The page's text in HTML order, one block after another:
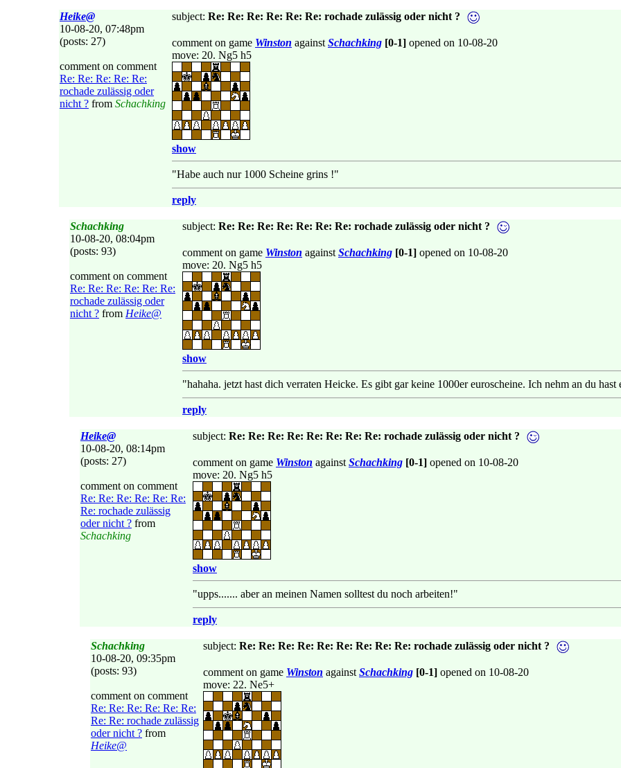
Heike@
10-08-20, 07:48pm
(posts: 27)
comment on comment
Re: Re: Re: Re: Re:
rochade zulässig oder
nicht ? from Schachking
subject: Re: Re: Re: Re: Re: Re: rochade zulässig oder nicht ?
comment on game Winston against Schachking [0-1] opened on 10-08-20
move: 20. Ng5 h5
show
"Habe auch nur 1000 Scheine grins !"
reply
Schachking
10-08-20, 08:04pm
(posts: 93)
comment on comment
Re: Re: Re: Re: Re: Re:
rochade zulässig oder
nicht ? from Heike@
subject: Re: Re: Re: Re: Re: Re: Re: rochade zulässig oder nicht ?
comment on game Winston against Schachking [0-1] opened on 10-08-20
move: 20. Ng5 h5
show
"hahaha. jetzt hast dich verraten Heicke. Es gibt gar keine 1000er euroscheine. Ich nehm an du
reply
Heike@
10-08-20, 08:14pm
(posts: 27)
comment on comment
Re: Re: Re: Re: Re: Re:
Re: rochade zulässig
oder nicht ? from
Schachking
subject: Re: Re: Re: Re: Re: Re: Re: Re: rochade zulässig oder nicht ?
comment on game Winston against Schachking [0-1] opened on 10-08-20
move: 20. Ng5 h5
show
"upps....... aber an meinen Namen solltest du noch arbeiten!"
reply
Schachking
10-08-20, 09:35pm
(posts: 93)
comment on comment
Re: Re: Re: Re: Re: Re:
Re: Re: rochade zulässig
oder nicht ? from
Heike@
subject: Re: Re: Re: Re: Re: Re: Re: Re: Re: rochade zulässig oder nicht ?
comment on game Winston against Schachking [0-1] opened on 10-08-20
move: 22. Ne5+